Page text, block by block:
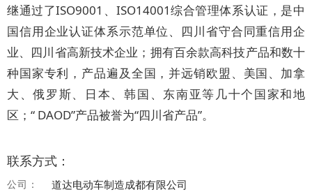
继通过了ISO9001、ISO14001综合管理体系认证，是中
国信用企业认证体系示范单位、四川省守合同重信用企
业、四川省高新技术企业；拥有百余款高科技产品和数十
种国家专利，产品遍及全国，并远销欧盟、美国、加拿
大、俄罗斯、日本、韩国、东南亚等几十个国家和地
区；“ DAOD”产品被誉为“四川省产品”。
联系方式：
公司： 道达电动车制造成都有限公司